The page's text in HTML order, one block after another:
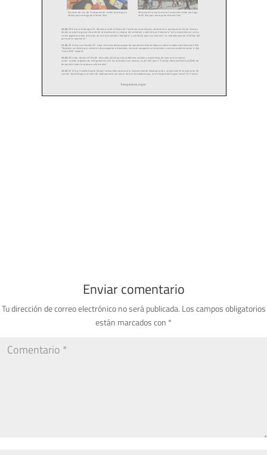
Enviar comentario
Tu dirección de correo electrónico no será publicada. Los campos obligatorios
están marcados con *